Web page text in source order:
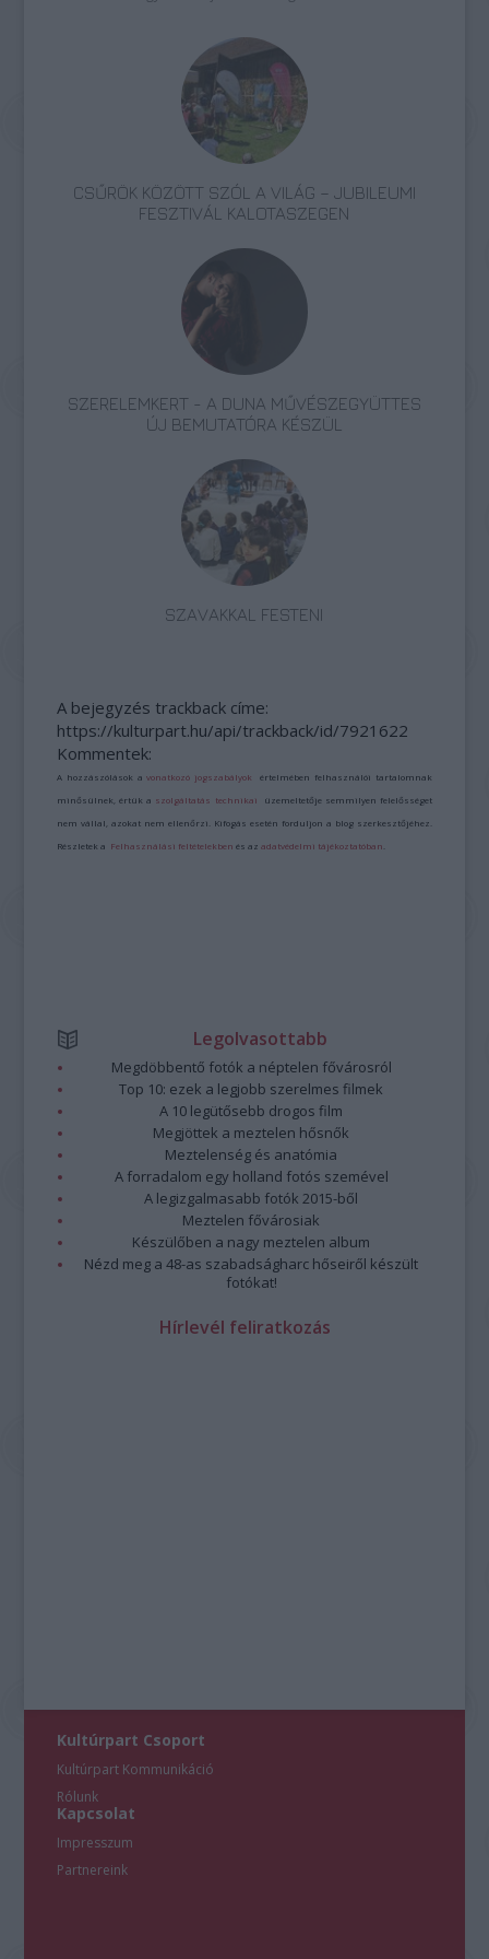
CSŰRÖK KÖZÖTT SZÓL A VILÁG – JUBILEUMI
FESZTIVÁL KALOTASZEGEN
SZERELEMKERT - A DUNA MŰVÉSZEGYÜTTES
ÚJ BEMUTATÓRA KÉSZÜL
SZAVAKKAL FESTENI
A bejegyzés trackback címe:
https://kulturpart.hu/api/trackback/id/7921622
Kommentek:
A hozzászólások avonatkozó jogszabályok értelmében felhasználói tartalomnak
minősülnek, értük a szolgáltatás technikai üzemeltetője semmilyen felelősséget
nem vállal, azokat nem ellenőrzi. Kifogás esetén forduljon a blog szerkesztőjéhez.
Részletek a Felhasználási feltételekben és azadatvédelmi tájékoztatóban
Legolvasottabb
Megdöbbentő fotók a néptelen fővárosról
Top 10: ezek a legjobb szerelmes filmek
A 10 legütősebb drogos film
Megjöttek a meztelen hősnők
Meztelenség és anatómia
A forradalom egy holland fotós szemével
A legizgalmasabb fotók 2015-ből
Meztelen fővárosiak
Készülőben a nagy meztelen album
Nézd meg a 48-as szabadságharc hőseiről készült
fotókat!
Hírlevél feliratkozás
Kultúrpart Csoport
Kultúrpart Kommunikáció
Rólunk
Kapcsolat
Impresszum
Partnereink